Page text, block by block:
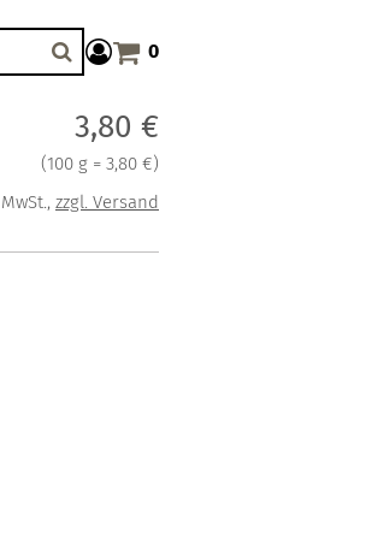
Warenkorb anzeigen. Sie
0
Verkaufspreis: 3,80 €
3,80 €
Preis pro 100 g = 3,80 €
(100 g = 3,80 €)
, zzgl. Versand